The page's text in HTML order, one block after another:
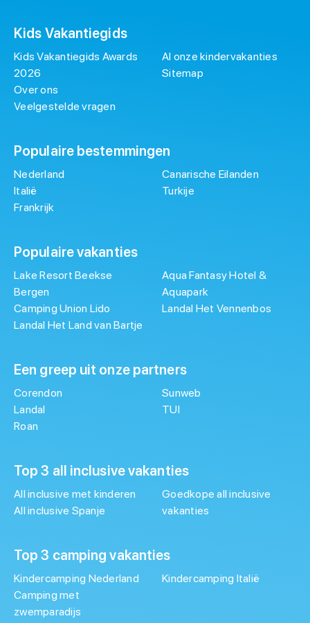
Kids Vakantiegids
Kids Vakantiegids Awards
2026
Over ons
Veelgestelde vragen
Al onze kindervakanties
Sitemap
Populaire bestemmingen
Nederland
Italië
Frankrijk
Canarische Eilanden
Turkije
Populaire vakanties
Lake Resort Beekse
Bergen
Camping Union Lido
Landal Het Land van Bartje
Aqua Fantasy Hotel &
Aquapark
Landal Het Vennenbos
Een greep uit onze partners
Corendon
Landal
Roan
Sunweb
TUI
Top 3 all inclusive vakanties
All inclusive met kinderen
All inclusive Spanje
Goedkope all inclusive
vakanties
Top 3 camping vakanties
Kindercamping Nederland
Camping met
zwemparadijs
Kindercamping Italië